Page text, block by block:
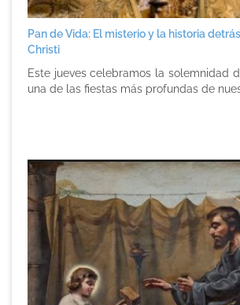
Pan de Vida: El misterio y la historia
Christi
Este jueves celebramos la solemnidad
una de las fiestas más profundas de